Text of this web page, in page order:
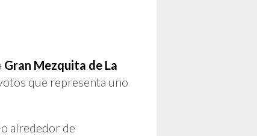
Gran Mezquita de La
que representa uno
alrededor de